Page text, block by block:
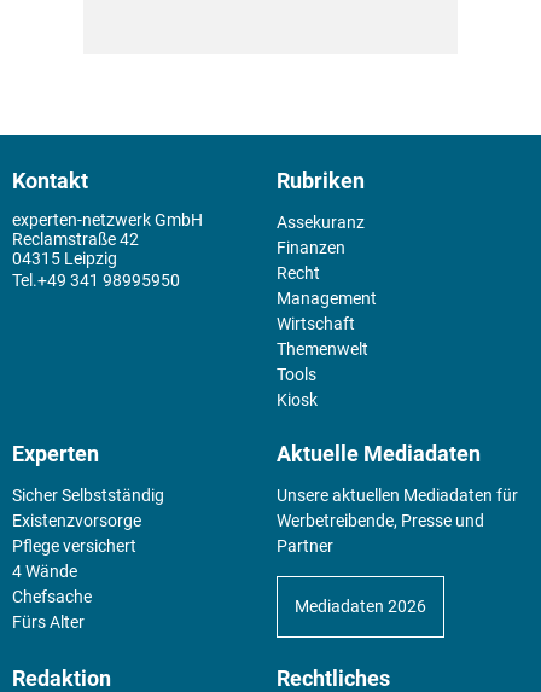
Kontakt
experten-netzwerk GmbH
Reclamstraße 42
04315 Leipzig
+49 341 98995950
Rubriken
Assekuranz
Finanzen
Recht
Management
Wirtschaft
Themenwelt
Tools
Kiosk
Experten
Sicher Selbstständig
Existenz­vorsorge
Pflege versichert
4 Wände
Chefsache
Fürs Alter
Aktuelle Mediadaten
Unsere aktuellen Mediadaten für
Werbetreibende, Presse und
Partner
Mediadaten 2026
Redaktion Rechtliches